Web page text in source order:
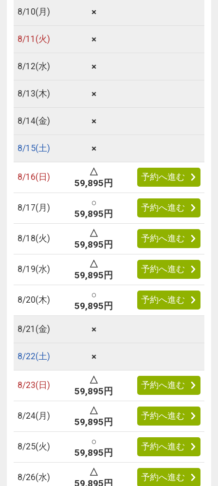
8/10(月) ×
8/11 (火) ×
8/12(水) ×
8/13(木) ×
8/14(金) ×
8/15(土) ×
8/16(日)
△
59,895円
予約へ進む
8/17(月)
○
59,895円
予約へ進む
8/18(火)
△
59,895円
予約へ進む
8/19(水)
△
59,895円
予約へ進む
8/20(木)
○
59,895円
予約へ進む
8/21 (金) ×
8/22(土) ×
8/23(日)
△
59,895円
予約へ進む
8/24(月)
△
59,895円
予約へ進む
8/25(火)
○
59,895円
予約へ進む
8/26(水)
△
59,895円
予約へ進む